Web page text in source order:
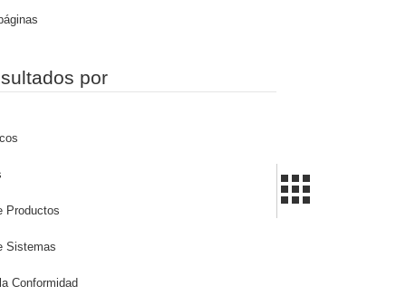
por
Productos
Sistemas
Conformidad